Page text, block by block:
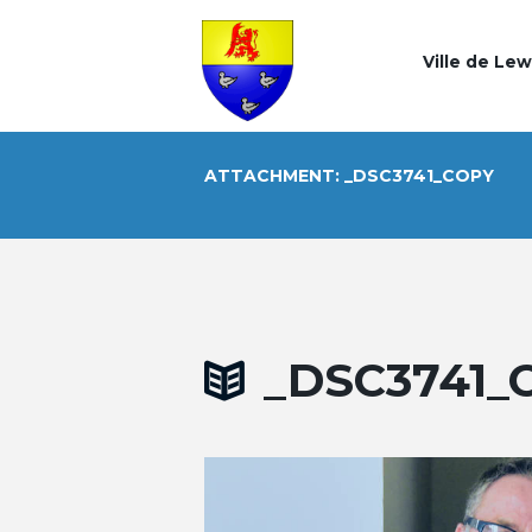
Ville de
ATTACHMENT: _DSC3741_COPY